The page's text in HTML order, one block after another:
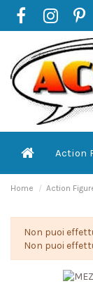
Action
Home Action
Non puoi
Non puoi